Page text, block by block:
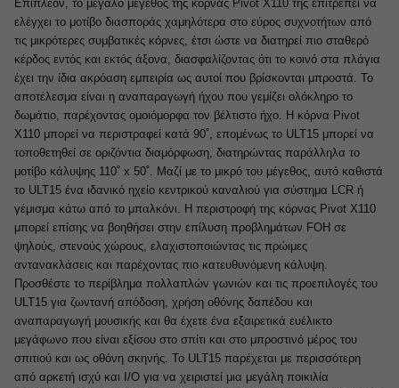
Επιπλέον, το μεγάλο μέγεθος της κόρνας Pivot X110 της επιτρέπει να
ελέγχει το μοτίβο διασποράς χαμηλότερα στο εύρος συχνοτήτων από
τις μικρότερες συμβατικές κόρνες, έτσι ώστε να διατηρεί πιο σταθερό
κέρδος εντός και εκτός άξονα, διασφαλίζοντας ότι το κοινό στα πλάγια
έχει την ίδια ακρόαση εμπειρία ως αυτοί που βρίσκονται μπροστά. Το
αποτέλεσμα είναι η αναπαραγωγή ήχου που γεμίζει ολόκληρο το
δωμάτιο, παρέχοντας ομοιόμορφα τον βέλτιστο ήχο. Η κόρνα Pivot
X110 μπορεί να περιστραφεί κατά 90˚, επομένως το ULT15 μπορεί να
τοποθετηθεί σε οριζόντια διαμόρφωση, διατηρώντας παράλληλα το
μοτίβο κάλυψης 110˚ x 50˚. Μαζί με το μικρό του μέγεθος, αυτό καθιστά
το ULT15 ένα ιδανικό ηχείο κεντρικού καναλιού για σύστημα LCR ή
γέμισμα κάτω από το μπαλκόνι. Η περιστροφή της κόρνας Pivot X110
μπορεί επίσης να βοηθήσει στην επίλυση προβλημάτων FOH σε
ψηλούς, στενούς χώρους, ελαχιστοποιώντας τις πρώιμες
αντανακλάσεις και παρέχοντας πιο κατευθυνόμενη κάλυψη.
Προσθέστε το περίβλημα πολλαπλών γωνιών και τις προεπιλογές του
ULT15 για ζωντανή απόδοση, χρήση οθόνης δαπέδου και
αναπαραγωγή μουσικής και θα έχετε ένα εξαιρετικά ευέλικτο
μεγάφωνο που είναι εξίσου στο σπίτι και στο μπροστινό μέρος του
σπιτιού και ως οθόνη σκηνής. Το ULT15 παρέχεται με περισσότερη
από αρκετή ισχύ και I/O για να χειριστεί μια μεγάλη ποικιλία